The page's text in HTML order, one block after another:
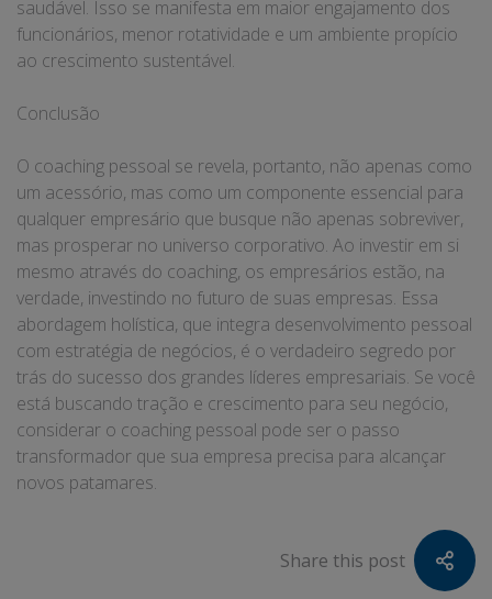
saudável. Isso se manifesta em maior engajamento dos
funcionários, menor rotatividade e um ambiente propício
ao crescimento sustentável.
Conclusão
O coaching pessoal se revela, portanto, não apenas como
um acessório, mas como um componente essencial para
qualquer empresário que busque não apenas sobreviver,
mas prosperar no universo corporativo. Ao investir em si
mesmo através do coaching, os empresários estão, na
verdade, investindo no futuro de suas empresas. Essa
abordagem holística, que integra desenvolvimento pessoal
com estratégia de negócios, é o verdadeiro segredo por
trás do sucesso dos grandes líderes empresariais. Se você
está buscando tração e crescimento para seu negócio,
considerar o coaching pessoal pode ser o passo
transformador que sua empresa precisa para alcançar
novos patamares.
Share this post